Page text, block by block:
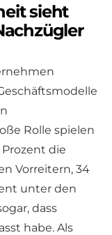
sieht
Rolle spielen
die
Vorreitern, 34
unter den
dass
habe. Als